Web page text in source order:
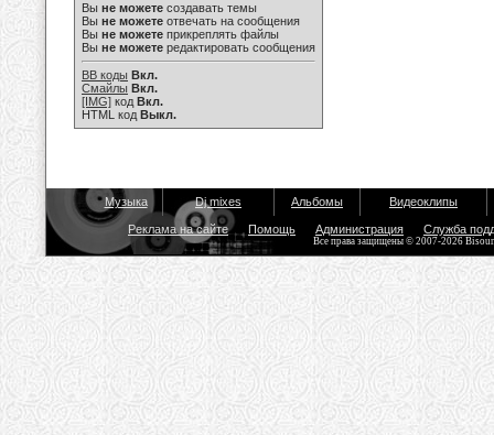
Вы не можете создавать темы
Вы не можете отвечать на сообщения
Вы не можете прикреплять файлы
Вы не можете редактировать сообщения
BB коды Вкл.
Смайлы Вкл.
[IMG] код Вкл.
HTML код Выкл.
Музыка Dj mixes Альбомы Видеоклипы
Реклама на сайте Помощь Администрация Служба
Все права защищены © 2007-2026